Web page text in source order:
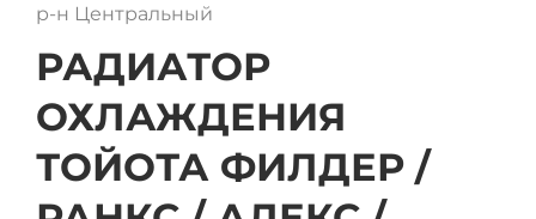
р-н Центральный
РАДИАТОР
ОХЛАЖДЕНИЯ
ТОЙОТА ФИЛДЕР /